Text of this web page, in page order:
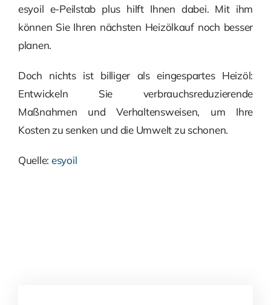
esyoil e-Peilstab plus hilft Ihnen dabei. Mit ihm
können Sie Ihren nächsten Heizölkauf noch besser
planen.
Doch nichts ist billiger als eingespartes Heizöl:
Entwickeln Sie verbrauchsreduzierende
Maßnahmen und Verhaltensweisen, um Ihre
Kosten zu senken und die Umwelt zu schonen.
Quelle: esyoil